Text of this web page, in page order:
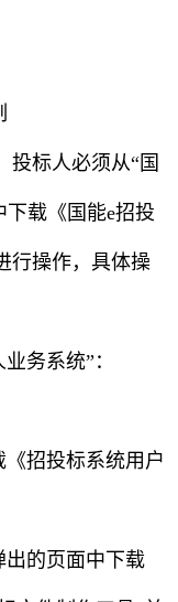
投标人必须从“国
下载《国能e招投
行操作，具体操
务系统”：
《招投标系统用户
出的页面中下载